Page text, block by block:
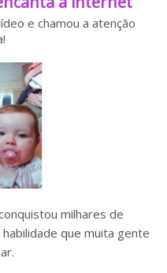
o HC
e chamou a atenção
milhares de
que muita gente